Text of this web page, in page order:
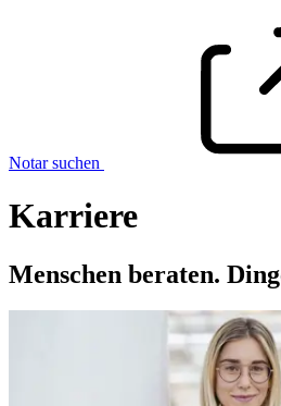
Notar suchen
Karriere
Menschen beraten.